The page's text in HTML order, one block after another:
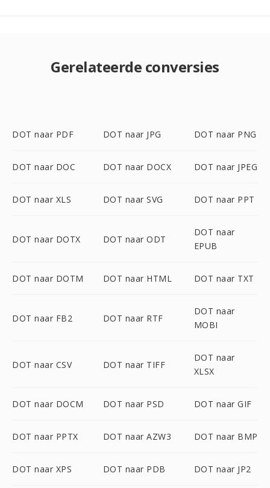
Gerelateerde conversies
DOT naar PDF DOT naar JPG DOT naar PNG
DOT naar DOC DOT naar DOCX DOT naar JPEG
DOT naar XLS DOT naar SVG DOT naar PPT
DOT naar DOTX DOT naar ODT
DOT naar
EPUB
DOT naar DOTM DOT naar HTML DOT naar TXT
DOT naar FB2 DOT naar RTF
DOT naar
MOBI
DOT naar CSV DOT naar TIFF
DOT naar
XLSX
DOT naar DOCM DOT naar PSD DOT naar GIF
DOT naar PPTX DOT naar AZW3 DOT naar BMP
DOT naar XPS DOT naar PDB DOT naar JP2